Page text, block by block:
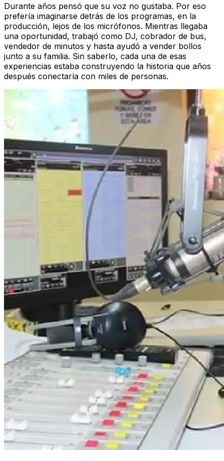
Durante años pensó que su voz no gustaba. Por eso
prefería imaginarse detrás de los programas, en la
producción, lejos de los micrófonos. Mientras llegaba
una oportunidad, trabajó como DJ, cobrador de bus,
vendedor de minutos y hasta ayudó a vender bollos
junto a su familia. Sin saberlo, cada una de esas
experiencias estaba construyendo la historia que años
después conectaría con miles de personas.